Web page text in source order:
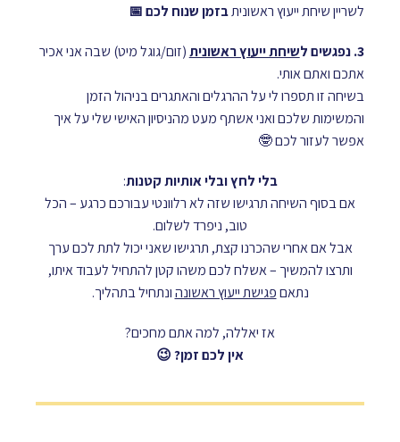
לשריין שיחת ייעוץ ראשוניתבזמן שנוח לכם 📅
3. נפגשים ל שיחת ייעוץ ראשונית(זום/גוגל מיט) שבה אני אכיר
אתכם ואתם אותי.
בשיחה זו תספרו לי על ההרגלים והאתגרים בניהול הזמן
והמשימות שלכם ואני אשתף מעט מהניסיון האישי שלי על איך
אפשר לעזור לכם 🤓
בלי לחץ ובלי אותיות קטנות:
אם בסוף השיחה תרגישו שזה לא רלוונטי עבורכם כרגע – הכל
טוב, ניפרד לשלום.
אבל אם אחרי שהכרנו קצת, תרגישו שאני יכול לתת לכם ערך
ותרצו להמשיך – אשלח לכם משהו קטן להתחיל לעבוד איתו,
נתאםפגישת ייעוץ ראשונהונתחיל בתהליך.
אז יאללה, למה אתם מחכים?
אין לכם זמן? 😉